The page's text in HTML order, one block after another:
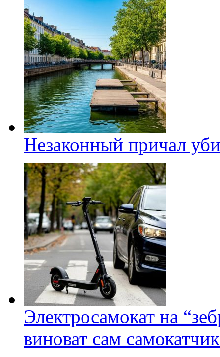
Незаконный причал
Электросамокат на
виноват сам самокатчик